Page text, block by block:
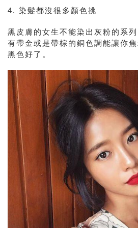
4. 染髮都沒很多顏色挑
黑皮膚的女生不能染出灰粉的系
有帶金或是帶棕的銅色調能讓你
黑色好了。